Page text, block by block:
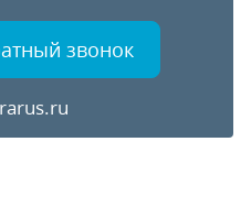
звонок